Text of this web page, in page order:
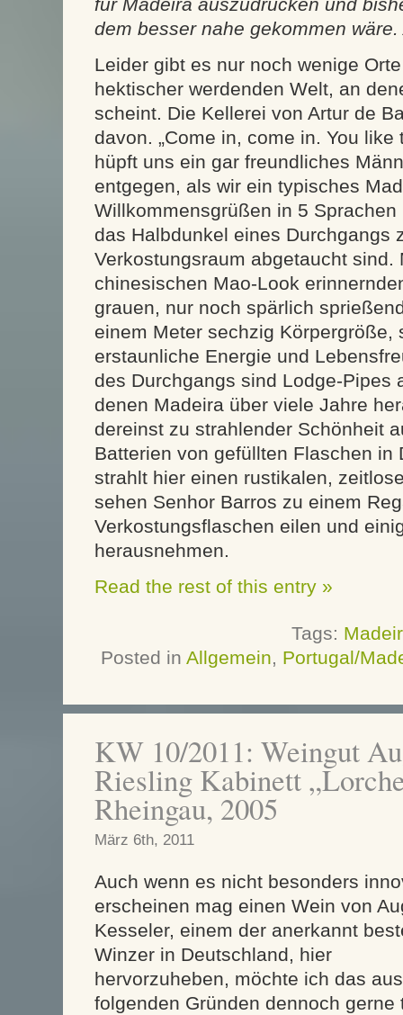
dem besser nahe gekommen
Leider gibt es nur noch wenige
hektischer werdenden Welt, an
scheint. Die Kellerei von Artur de
davon. „Come in, come in. You like
hüpft uns ein gar freundliches
entgegen, als wir ein typisches
Willkommensgrüßen in 5
das Halbdunkel eines Durchgangs
Verkostungsraum abgetaucht sind.
chinesischen Mao-Look
grauen, nur noch spärlich
einem Meter sechzig Körpergröße,
erstaunliche Energie und
des Durchgangs sind Lodge-Pipes
denen Madeira über viele Jahre
dereinst zu strahlender Schönheit
Batterien von gefüllten Flaschen in
strahlt hier einen rustikalen,
sehen Senhor Barros zu einem
Verkostungsflaschen eilen und
herausnehmen.
Read the rest of this entry »
Tags:
Posted in Allgemein, Portugal/
KW 10/2011: Weingut
Riesling Kabinett
Rheingau, 2005
März 6th, 2011
Auch wenn es nicht besonders
erscheinen mag einen Wein von
Kesseler, einem der anerkannt
Winzer in Deutschland, hier
hervorzuheben, möchte ich das aus
folgenden Gründen dennoch gerne